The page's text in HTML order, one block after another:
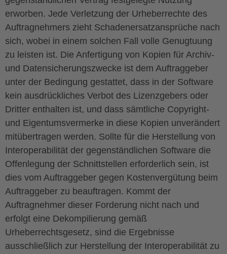
erworben. Jede Verletzung der Urheberrechte des
Auftragnehmers zieht Schadenersatzansprüche nach
sich, wobei in einem solchen Fall volle Genugtuung
zu leisten ist. Die Anfertigung von Kopien für Archiv-
und Datensicherungszwecke ist dem Auftraggeber
unter der Bedingung gestattet, dass in der Software
kein ausdrückliches Verbot des Lizenzgebers oder
Dritter enthalten ist, und dass sämtliche Copyright-
und Eigentumsvermerke in diese Kopien unverändert
mitübertragen werden. Sollte für die Herstellung von
Interoperabilität der gegenständlichen Software die
Offenlegung der Schnittstellen erforderlich sein, ist
dies vom Auftraggeber gegen Kostenvergütung beim
Auftraggeber zu beauftragen. Kommt der
Auftragnehmer dieser Forderung nicht nach und
erfolgt eine Dekompilierung gemäß
Urheberrechtsgesetz, sind die Ergebnisse
ausschließlich zur Herstellung der Interoperabilität zu